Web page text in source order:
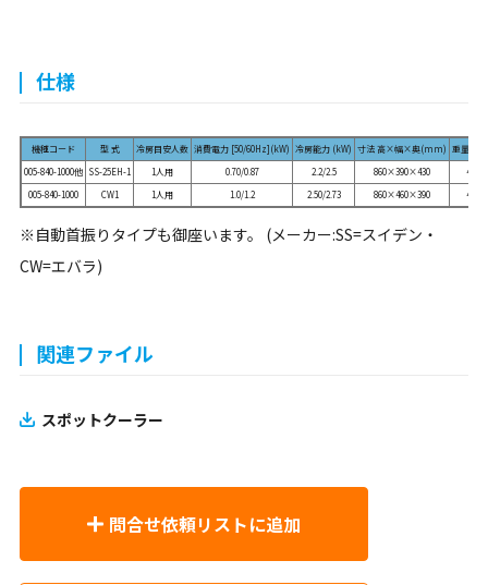
仕様
機種コード 型 式 冷房目安人数 消費電力 [50/60Hz](kW) 冷房能力 (kW) 寸法 高×幅×奥(mm) 重量 (kg)
005-840-1000他 SS-25EH-1 1人用 0.70/0.87 2.2/2.5 860×390×430
40
005-840-1000
CW1 1人用 1.0/1.2 2.50/2.73 860×460×390 48
※自動首振りタイプも御座います。 (メーカー:SS=スイデン・
CW=エバラ)
関連ファイル
スポットクーラー
問合せ依頼リストに追加